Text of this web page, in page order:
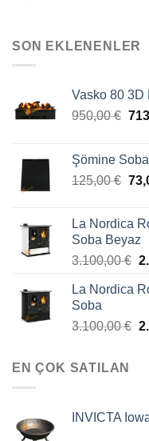
SON EKLENENLER
Vasko 80 3D
950,00€
Şömine
125,00€
La Nordica
Soba Beyaz
3.100,00€
La Nordica
Soba
3.100,00€
EN ÇOK SATILAN
INVICTA